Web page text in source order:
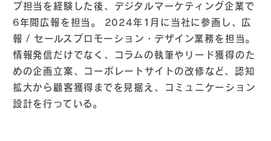
プ担当を経験した後、デジタルマーケティング企業で
6年間広報を担当。 2024年1月に当社に参画し、広
報 / セールスプロモーション・デザイン業務を担当。
情報発信だけでなく、コラムの執筆やリード獲得のた
めの企画立案、コーポレートサイトの改修など、認知
拡大から顧客獲得までを見据え、コミュニケーション
設計を行っている。